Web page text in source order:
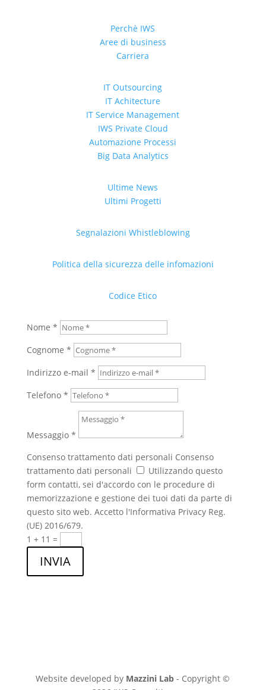
Perchè IWS
Aree di business
Carriera
IT Outsourcing
IT Achitecture
IT Service Management
IWS Private Cloud
Automazione Processi
Big Data Analytics
Ultime News
Ultimi Progetti
Segnalazioni Whistleblowing
Politica della sicurezza delle infomazioni
Codice Etico
Nome *
Cognome *
Indirizzo e-mail *
Telefono *
Messaggio *
Consenso trattamento dati personali Consenso
trattamento dati personali
Utilizzando questo
form contatti, sei d'accordo con le procedure di
memorizzazione e gestione dei tuoi dati da parte di
questo sito web. Accetto l'Informativa Privacy Reg.
(UE) 2016/679.
1 + 11 =
INVIA
Website developed by Mazzini Lab - Copyright ©